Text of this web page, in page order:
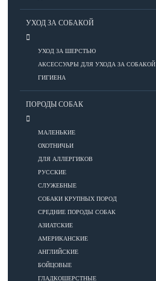
УХОД ЗА СОБАКОЙ
УХОД ЗА ШЕРСТЬЮ
АКСЕССУАРЫ ДЛЯ УХОДА ЗА СОБАКОЙ
ГИГИЕНА
ПОРОДЫ СОБАК
МАЛЕНЬКИЕ
ОХОТНИЧЬИ
ДЛЯ АЛЛЕРГИКОВ
РУССКИЕ
СЛУЖЕБНЫЕ
СОБАКИ КРУПНЫХ ПОРОД
СРЕДНИЕ ПОРОДЫ СОБАК
АЗИАТСКИЕ
АМЕРИКАНСКИЕ
АНГЛИЙСКИЕ
БОЙЦОВЫЕ
ГЛАДКОШЕРСТНЫЕ
Болезни ОДА
Болезни органов дыхания
Болезни сердца
Заболевания нервной системы
Инфекционные болезни
Кожные заболевания
Диагностика
ВОСПИТАНИЕ
КОРМА